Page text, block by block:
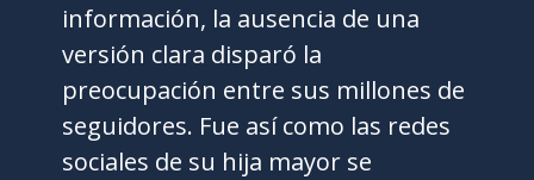
información, la ausencia de una
versión clara disparó la
preocupación entre sus millones de
seguidores. Fue así como las redes
sociales de su hija mayor se